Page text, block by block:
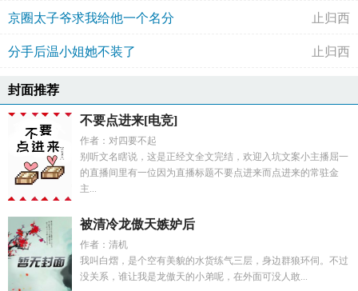
京圈太子爷求我给他一个名分 止归西
分手后温小姐她不装了 止归西
封面推荐
不要点进来[电竞]
作者：对四要不起
别听文名瞎说，这是正经文全文完结，欢迎入坑文案小主播屈一
的直播间里有一位因为直播标题不要点进来而点进来的常驻金
主...
被清冷龙傲天嫉妒后
作者：清机
我叫白熠，是个空有美貌的水货练气三层，身边群狼环伺。不过
没关系，谁让我是龙傲天的小弟呢，在外面可没人敢...